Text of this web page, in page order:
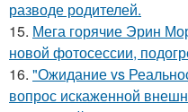
разводе родителей.
15. Мега горячие Эрин
новой фотосессии,
16. "Ожидание vs
вопрос искаженной